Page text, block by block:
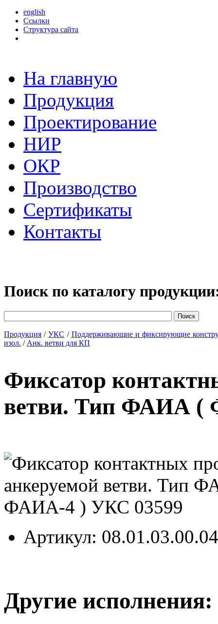
english
Ссылки
Структура сайта
На главную
Продукция
Проектирование
НИР
ОКР
Производство
Сертификаты
Контакты
Поиск по каталогу
Продукция /УКС / Поддерживающие и фиксирующие
изол. / Анк. ветви для КП
Фиксатор
ветви. Тип ФАИА (
Артикул:
Другие исполнения: